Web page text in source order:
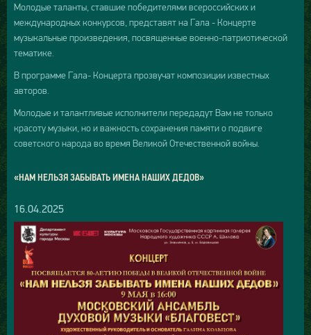
Молодые таланты, ставшие победителями всероссийских и
международных конкурсов, представят на Гала - Концерте
музыкальные произведения, посвященные военно-патриотической
тематике.
В программе Гала- Концерта прозвучат композиции известных
авторов.
Молодые и талантливые исполнители передадут Вам не только
красоту музыки, но и важность сохранения памяти о подвиге
советского народа во время Великой Отечественной войны.
«НАМ НЕЛЬЗЯ ЗАБЫВАТЬ ИМЕНА НАШИХ ДЕДОВ»
16.04.2025